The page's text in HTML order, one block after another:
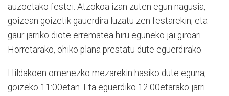
auzoetako festei. Atzokoa izan zuten egun nagusia,
goizean goizetik gauerdira luzatu zen festarekin; eta
gaur jarriko diote errematea hiru eguneko jai giroari.
Horretarako, ohiko plana prestatu dute eguerdirako.
Hildakoen omenezko mezarekin hasiko dute eguna,
goizeko 11:00etan. Eta eguerdiko 12:00etarako jarri